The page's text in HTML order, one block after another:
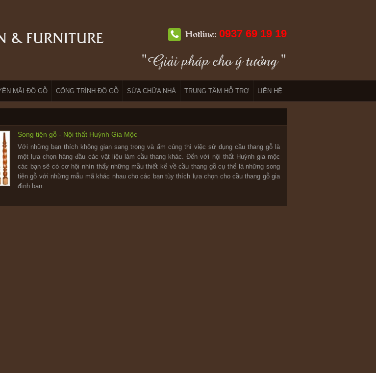
Hotline: 0937 69 19 19
MÃI ĐỒ GỖ CÔNG TRÌNH ĐỒ GỖ SỬA CHỮA NHÀ TRUNG TÂM HỖ TRỢ LIÊN HỆ
Song tiện gỗ - Nội thất Huỳnh Gia Mộc
Với những bạn thích không gian sang trọng và ấm cúng thì việc sử dụng cầu thang gỗ là
một lựa chọn hàng đầu các vật liệu làm cầu thang khác. Đến với nội thất Huỳnh gia mộc
các bạn sẽ có cơ hội nhìn thấy những mẫu thiết kế về cầu thang gỗ cụ thể là những song
tiện gỗ với những mẫu mã khác nhau cho các bạn tùy thích lựa chọn cho cầu thang gỗ gia
đình bạn.